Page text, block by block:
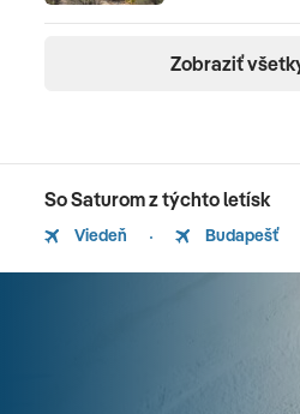
Zobraziť
So Saturom z týchto letísk
Viedeň Budapešť